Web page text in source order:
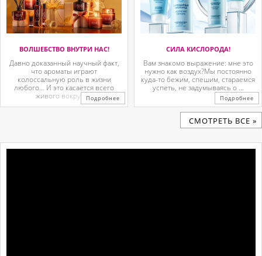
ВОЛШЕБСТВО ВНУТРИ НАС!
Давно доказанный научный факт,
что ароматы играют
колоссальную роль в жизни
любого… И это касается всего
живого вокруг. ...Подробнее
СИЛА КИСЛОРОДА!
Вам знакомо выражение: мне это
нужно как воздух?Мы постоянно
куда-то бежим, спешим, стараемся
успеть, не задумываясь о ...
Подробнее
CМОТРЕТЬ ВСЕ »